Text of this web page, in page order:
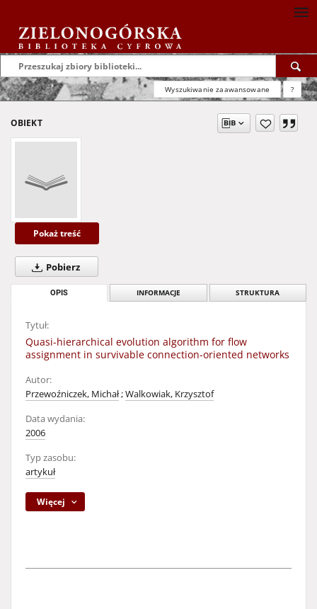
Wyszukiwanie zaawansowane ?
OBIEKT
Pokaż treść
Pobierz
OPIS INFORMACJE STRUKTURA
Tytuł:
Quasi-hierarchical evolution algorithm for flow
assignment in survivable connection-oriented networks
Autor:
Przewoźniczek, Michał;Walkowiak, Krzysztof
Data wydania:
2006
Typ zasobu:
artykuł
Więcej